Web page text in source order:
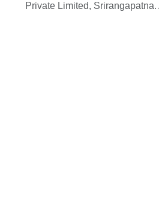
Private Limited,